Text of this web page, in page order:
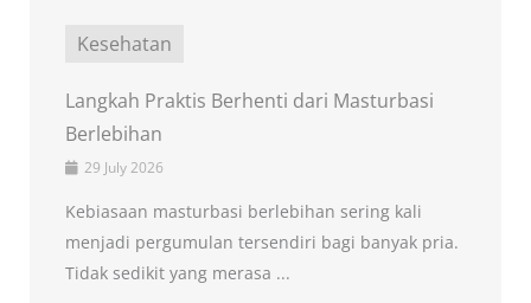
Kesehatan
Langkah Praktis Berhenti dari Masturbasi
Berlebihan
29 July 2026
Kebiasaan masturbasi berlebihan sering kali
menjadi pergumulan tersendiri bagi banyak pria.
Tidak sedikit yang merasa ...